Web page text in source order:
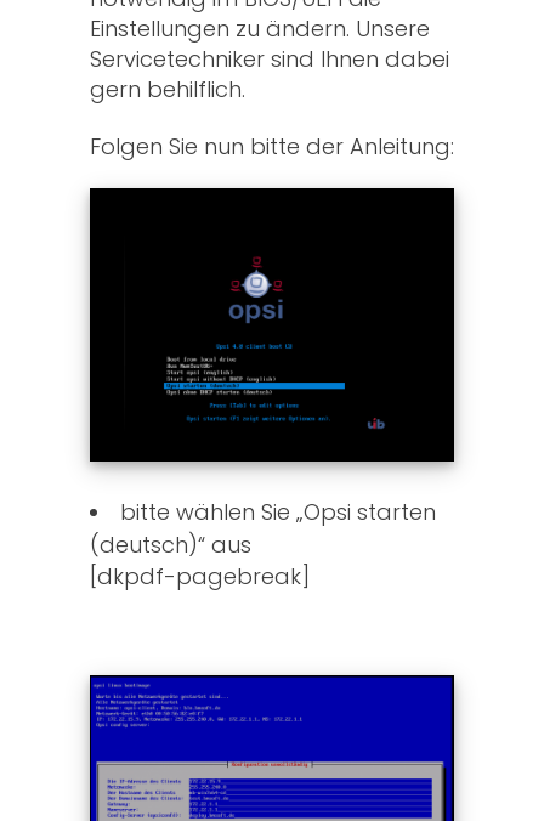
Einstellungen zu ändern. Unsere
Servicetechniker sind Ihnen dabei
gern behilflich.
Folgen Sie nun bitte der Anleitung:
bitte wählen Sie „Opsi starten
(deutsch)“ aus
[dkpdf-pagebreak]